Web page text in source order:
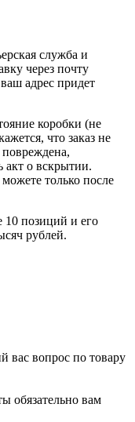
служба и
через почту
адрес придет
коробки (не
что заказ не
повреждена,
акт о вскрытии.
только после
10 позиций и его
рублей.
вас вопрос по товару
обязательно вам